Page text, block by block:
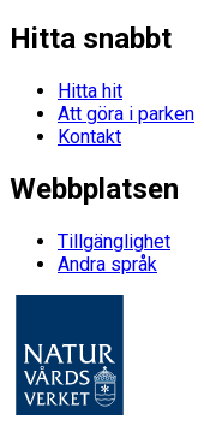
Hitta snabbt
Hitta hit
Att göra i parken
Kontakt
Webbplatsen
Tillgänglighet
Andra språk